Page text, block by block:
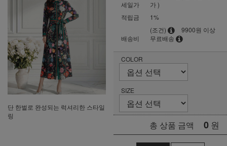
단 한벌로 완성되는 럭셔리한 스타일
링
세일가
가 )
적립금
1%
배송비
(조건)
9900원 이상
무료배송
COLOR
SIZE
총 상품 금액 0 원